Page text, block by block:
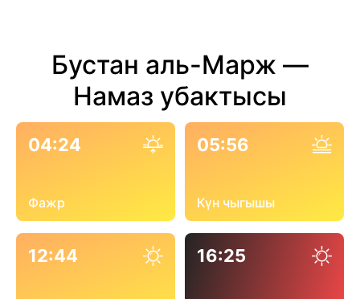
Бустан аль-Марж —
Намаз убактысы
04:24
Фажр
05:56
Күн чыгышы
12:44 16:25